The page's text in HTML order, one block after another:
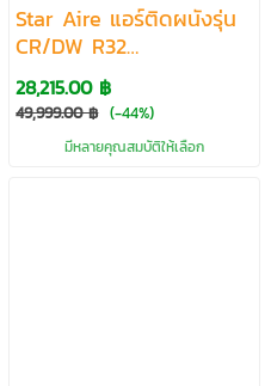
Star Aire แอร์ติดผนังรุ่น
CR/DW R32
ขนาด30000-48000
BTU
28,215.00 ฿
49,999.00 ฿ (-44%)
มีหลายคุณสมบัติให้เลือก